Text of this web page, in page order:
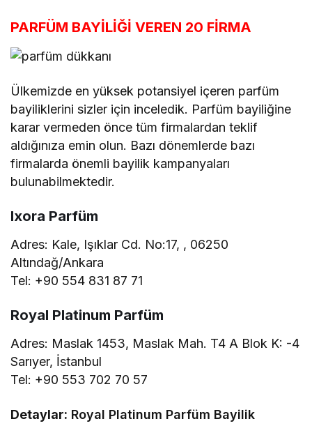
PARFÜM BAYİLİĞİ VEREN 20 FİRMA
Ülkemizde en yüksek potansiyel içeren parfüm
bayiliklerini sizler için inceledik. Parfüm bayiliğine
karar vermeden önce tüm firmalardan teklif
aldığınıza emin olun. Bazı dönemlerde bazı
firmalarda önemli bayilik kampanyaları
bulunabilmektedir.
Ixora Parfüm
Adres: Kale, Işıklar Cd. No:17, , 06250
Altındağ/Ankara
Tel: +90 554 831 87 71
Royal Platinum Parfüm
Adres: Maslak 1453, Maslak Mah. T4 A Blok K: -4
Sarıyer, İstanbul
Tel: +90 553 702 70 57
Detaylar: Royal Platinum Parfüm Bayilik